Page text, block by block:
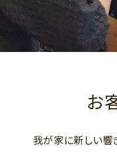
お
我が家に新しい響